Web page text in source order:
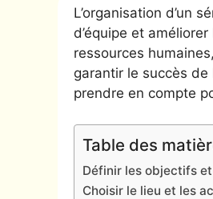
L’organisation d’un
d’équipe et
ressources
garantir le succès de
prendre en compte
Table des
Définir les objectifs
Choisir le lieu et les